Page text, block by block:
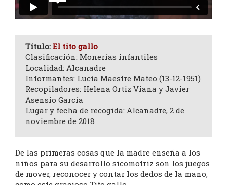
Título: El tito gallo
Clasificación: Monerías infantiles
Localidad: Alcanadre
Informantes: Lucía Maestre Mateo (13-12-1951)
Recopiladores: Helena Ortiz Viana y Javier
Asensio García
Lugar y fecha de recogida: Alcanadre, 2 de
noviembre de 2018
De las primeras cosas que la madre enseña a los
niños para su desarrollo sicomotriz son los juegos
de mover, reconocer y contar los dedos de la mano,